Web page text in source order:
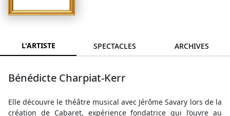
L'ARTISTE SPECTACLES ARCHIVES
Bénédicte Charpiat-Kerr
Elle découvre le théâtre musical avec Jérôme Savary lors de la
création de Cabaret, expérience fondatrice qui l’ouvre au